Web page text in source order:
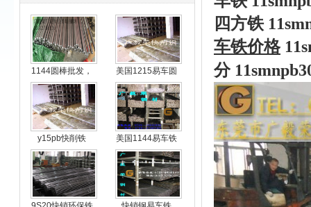
1144圆棒批发，
进
美国1215易车圆
钢
y15pb快削铁
y15p
美国1144易车铁
四方铁 11
车铁价格11
分 11smnpb